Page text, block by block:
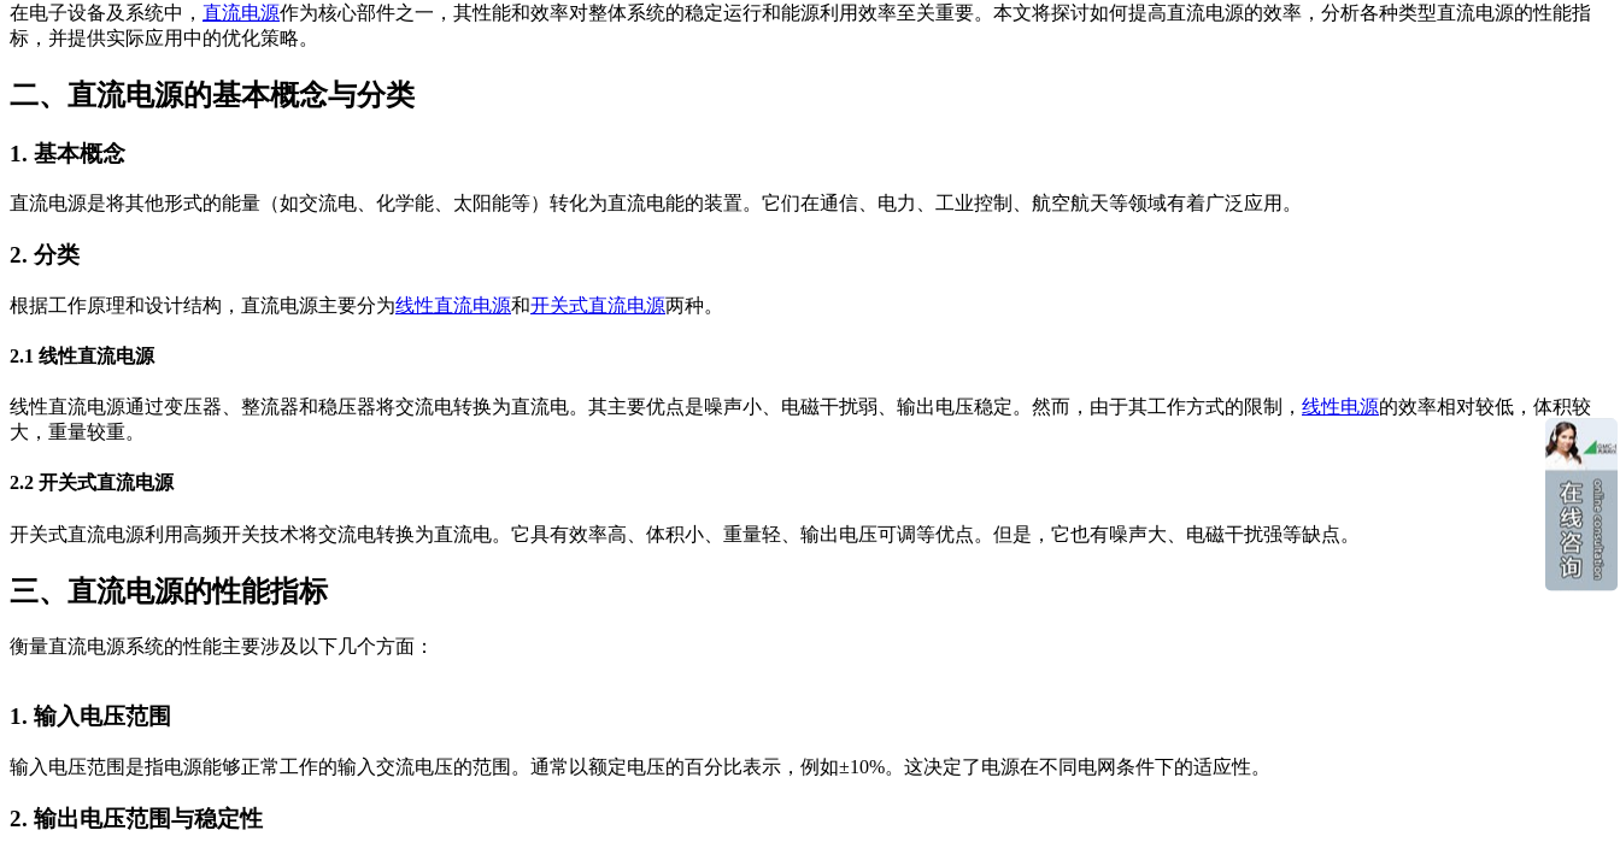
在电子设备及系统中， 直流电源作为核心部件之一，其性能和效率对整体系统的稳定运行和能源利用效率至关重要。本文将探讨如何提高直流电源的效率，分析各种类型直流电源的性能指
标，并提供实际应用中的优化策略。
二、直流电源的基本概念与分类
1. 基本概念
直流电源是将其他形式的能量（如交流电、化学能、太阳能等）转化为直流电能的装置。它们在通信、电力、工业控制、航空航天等领域有着广泛应用。
2. 分类
根据工作原理和设计结构，直流电源主要分为线性直流电源和开关式直流电源两种。
2.1 线性直流电源
线性直流电源通过变压器、整流器和稳压器将交流电转换为直流电。其主要优点是噪声小、电磁干扰弱、输出电压稳定。然而，由于其工作方式的限制， 线性电源的效率相对较低，体积较
大，重量较重。
2.2 开关式直流电源
开关式直流电源利用高频开关技术将交流电转换为直流电。它具有效率高、体积小、重量轻、输出电压可调等优点。但是，它也有噪声大、电磁干扰强等缺点。
三、直流电源的性能指标
衡量直流电源系统的性能主要涉及以下几个方面：
1. 输入电压范围
输入电压范围是指电源能够正常工作的输入交流电压的范围。通常以额定电压的百分比表示，例如±10%。这决定了电源在不同电网条件下的适应性。
2. 输出电压范围与稳定性